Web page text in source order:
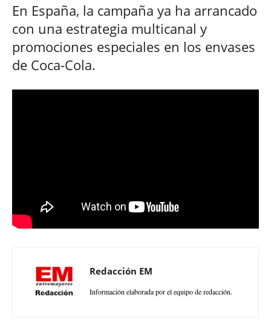
En España, la campaña ya ha arrancado
con una estrategia multicanal y
promociones especiales en los envases
de Coca-Cola.
Redacción EM
Información elaborada por el equipo de redacción.